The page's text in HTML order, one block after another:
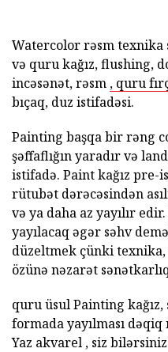
Watercolor rəsm texnika
və quru kağız, flushing,
incəsənət, rəsm , quru
bıçaq, duz istifadəsi.
Painting başqa bir rəng
şəffaflığın yaradır və
istifadə. Paint kağız pre-
rütubət dərəcəsindən
və ya daha az yayılır
yayılacaq əgər səhv
düzeltmek çünki
özünə nəzarət
quru üsul Painting kağız,
formada yayılması
Yaz akvarel , siz